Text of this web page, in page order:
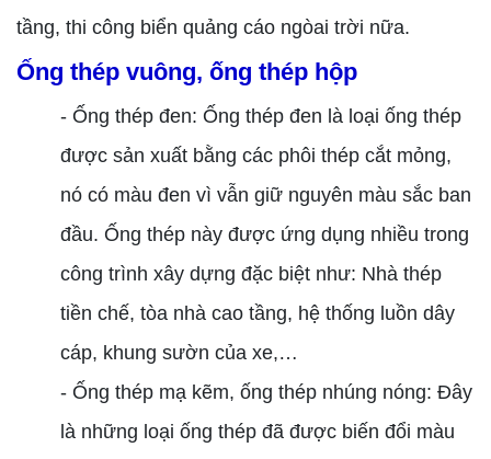
tầng, thi công biển quảng cáo ngòai trời nữa.
Ống thép vuông, ống thép hộp
- Ống thép đen: Ống thép đen là loại ống thép
được sản xuất bằng các phôi thép cắt mỏng,
nó có màu đen vì vẫn giữ nguyên màu sắc ban
đầu. Ống thép này được ứng dụng nhiều trong
công trình xây dựng đặc biệt như: Nhà thép
tiền chế, tòa nhà cao tầng, hệ thống luồn dây
cáp, khung sườn của xe,…
- Ống thép mạ kẽm, ống thép nhúng nóng: Đây
là những loại ống thép đã được biến đổi màu